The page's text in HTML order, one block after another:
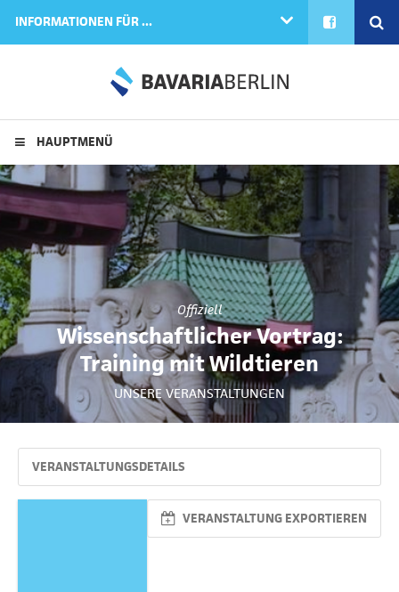
INFORMATIONEN FÜR ... FACEBOOK
HAUPTMENÜ
Offiziell
Wissenschaftlicher Vortrag:
Training mit Wildtieren
UNSERE VERANSTALTUNGEN
VERANSTALTUNGSDETAILS
VERANSTALTUNG EXPORTIEREN